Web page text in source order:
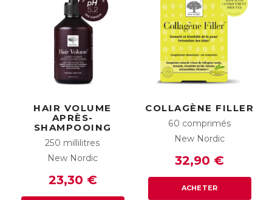
HAIR VOLUME
APRÈS-
SHAMPOOING
250 millilitres
New Nordic
23,30 €
COLLAGÈNE FILLER
60 comprimés
New Nordic
32,90 €
ACHETER